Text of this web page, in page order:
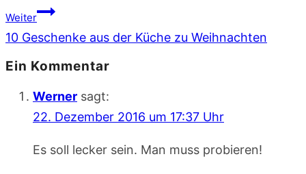
Weiter
10 Geschenke aus der Küche zu Weihnachten
Ein Kommentar
Werner sagt:
22. Dezember 2016 um 17:37 Uhr
Es soll lecker sein. Man muss probieren!